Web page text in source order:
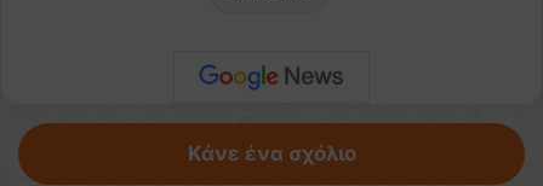
Κάνε ένα σχόλιο